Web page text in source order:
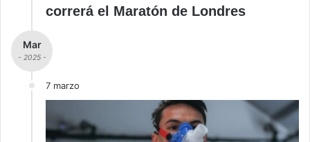
correrá el Maratón de Londres
Mar
- 2025 -
7 marzo